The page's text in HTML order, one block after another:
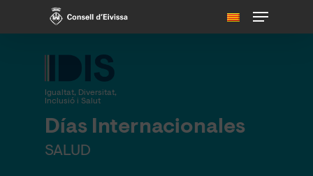
Menu
Igualtat, Diversitat,
Inclusió i Salut
Días Internacionales
SALUD